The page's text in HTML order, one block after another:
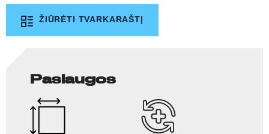
ŽIŪRĖTI TVARKARAŠTĮ
Paslaugos